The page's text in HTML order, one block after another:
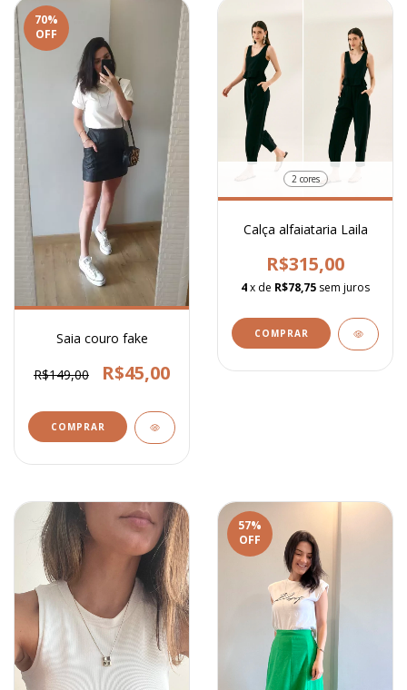
70%
OFF
Saia couro fake
R$149,00 R$45,00
COMPRAR
2 cores
Calça alfaiataria Laila
R$315,00
4x de R$78,75 sem juros
COMPRAR
57%
OFF